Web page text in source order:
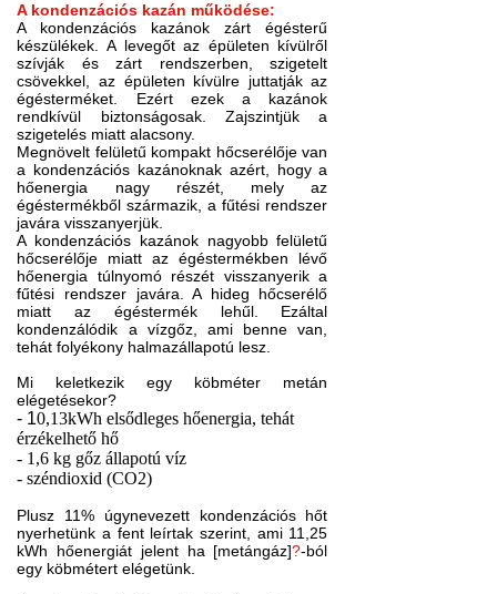
A kondenzációs kazán működése:
A kondenzációs kazánok zárt égésterű
készülékek. A levegőt az épületen kívülről
szívják és zárt rendszerben, szigetelt
csövekkel, az épületen kívülre juttatják az
égésterméket. Ezért ezek a kazánok
rendkívül biztonságosak. Zajszintjük a
szigetelés miatt alacsony.
Megnövelt felületű kompakt hőcserélője van
a kondenzációs kazánoknak azért, hogy a
hőenergia nagy részét, mely az
égéstermékből származik, a fűtési rendszer
javára visszanyerjük.
A kondenzációs kazánok nagyobb felületű
hőcserélője miatt az égéstermékben lévő
hőenergia túlnyomó részét visszanyerik a
fűtési rendszer javára. A hideg hőcserélő
miatt az égéstermék lehűl. Ezáltal
kondenzálódik a vízgőz, ami benne van,
tehát folyékony halmazállapotú lesz.
Mi keletkezik egy köbméter metán
elégetésekor?
- 10,13kWh elsődleges hőenergia, tehát
érzékelhető hő
- 1,6 kg gőz állapotú víz
- széndioxid (CO2)
Plusz 11% úgynevezett kondenzációs hőt
nyerhetünk a fent leírtak szerint, ami 11,25
kWh hőenergiát jelent ha [metángáz]?-ból
egy köbmétert elégetünk.